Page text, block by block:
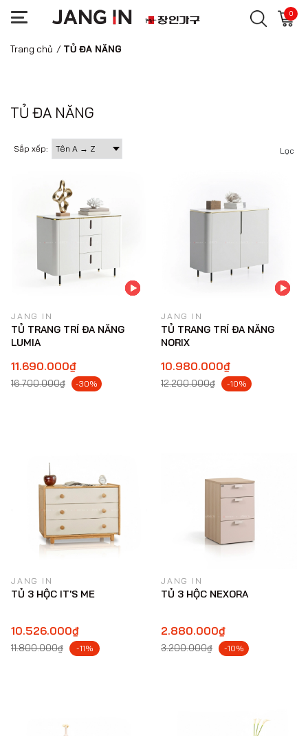
0
Trang chủ / TỦ ĐA NĂNG
TỦ ĐA NĂNG
Sắp xếp: Lọc
JANG IN
TỦ TRANG TRÍ ĐA NĂNG
LUMIA
11.690.000₫
16.700.000₫ -30%
JANG IN
TỦ TRANG TRÍ ĐA NĂNG
NORIX
10.980.000₫
12.200.000₫ -10%
JANG IN
TỦ 3 HỘC IT'S ME
10.526.000₫
11.800.000₫ -11%
JANG IN
TỦ 3 HỘC NEXORA
2.880.000₫
3.200.000₫ -10%